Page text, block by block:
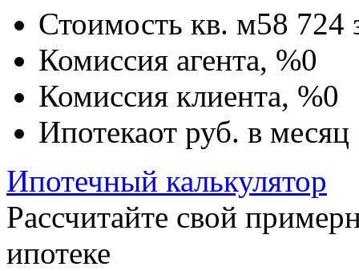
Стоимость кв. м58 724
Комиссия агента, %0
Комиссия клиента, %0
Ипотекаот руб. в месяц
Ипотечный калькулятор
Рассчитайте свой
ипотеке